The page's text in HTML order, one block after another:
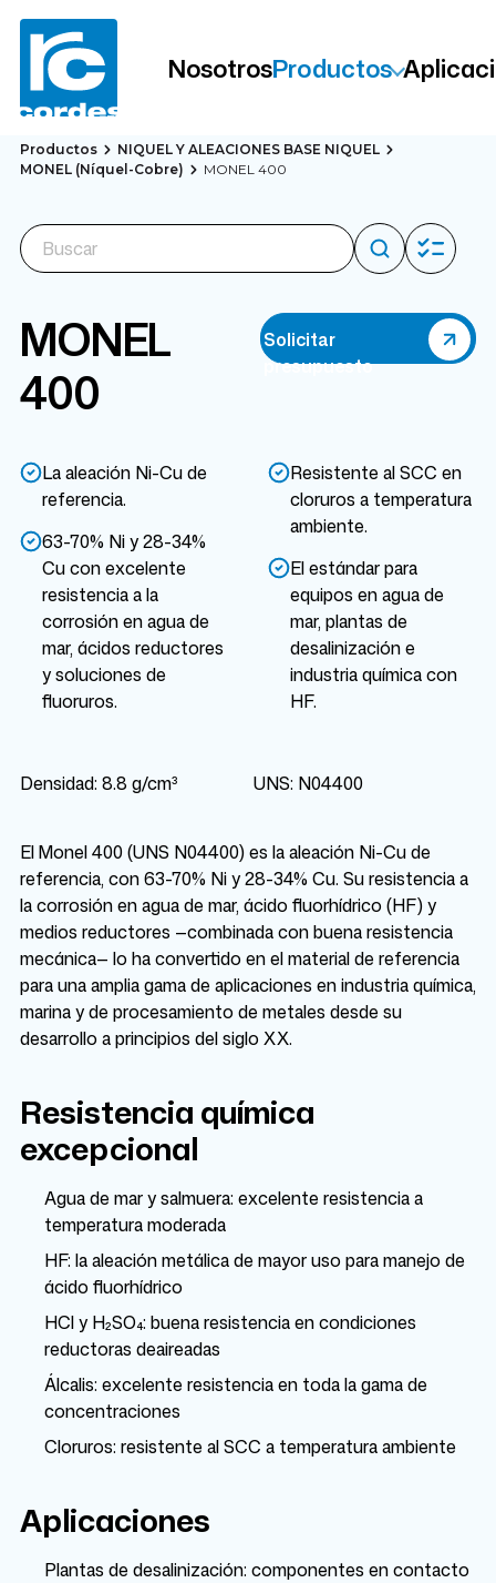
NosotrosProductos
Productos
NIQUEL Y ALEACIONES BASE NIQUEL
MONEL (Níquel-Cobre)
MONEL 400
MONEL
400
La aleación Ni-Cu de
referencia.
63-70% Ni y 28-34%
Cu con excelente
resistencia a la
corrosión en agua de
mar, ácidos reductores
y soluciones de
fluoruros.
Resistente al SCC en
cloruros a temperatura
ambiente.
El estándar para
equipos en agua de
mar, plantas de
desalinización e
industria química con
HF.
Densidad: 8.8 g/cm³ UNS: N04400
Solicitar
presupuesto
El Monel 400 (UNS N04400) es la aleación Ni-Cu de
referencia, con 63-70% Ni y 28-34% Cu. Su resistencia a
la corrosión en agua de mar, ácido fluorhídrico (HF) y
medios reductores —combinada con buena resistencia
mecánica— lo ha convertido en el material de referencia
para una amplia gama de aplicaciones en industria química,
marina y de procesamiento de metales desde su
desarrollo a principios del siglo XX.
Resistencia química
excepcional
Agua de mar y salmuera: excelente resistencia a
temperatura moderada
HF: la aleación metálica de mayor uso para manejo de
ácido fluorhídrico
HCl y H₂SO₄: buena resistencia en condiciones
reductoras deaireadas
Álcalis: excelente resistencia en toda la gama de
concentraciones
Cloruros: resistente al SCC a temperatura ambiente
Aplicaciones
Plantas de desalinización: componentes en contacto